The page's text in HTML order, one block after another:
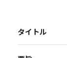
タイトル